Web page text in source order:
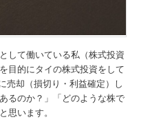
して働いている私（株式投資
目的にタイの株式投資をして
売却（損切り・利益確定）し
るのか？」「どのような株で
思います。